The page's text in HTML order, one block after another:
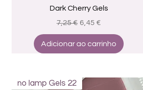
Visualização rápida
Dark Cherry Gels
Preço normal
7,25 € Preço promocional
6,45 €
Adicionar ao carrinho
no lamp Gels 22